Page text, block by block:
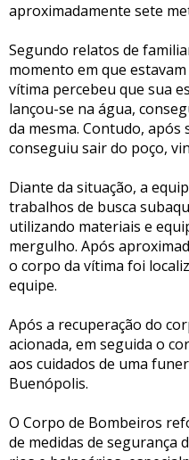
aproximadamente sete
Segundo relatos de
momento em que
vítima percebeu que sua
lançou-se na água,
da mesma. Contudo, após
conseguiu sair do poço,
Diante da situação, a
trabalhos de busca
utilizando materiais e
mergulho. Após
o corpo da vítima foi
equipe.
Após a recuperação do
acionada, em seguida o
aos cuidados de uma
Buenópolis.
O Corpo de Bombeiros
de medidas de segurança